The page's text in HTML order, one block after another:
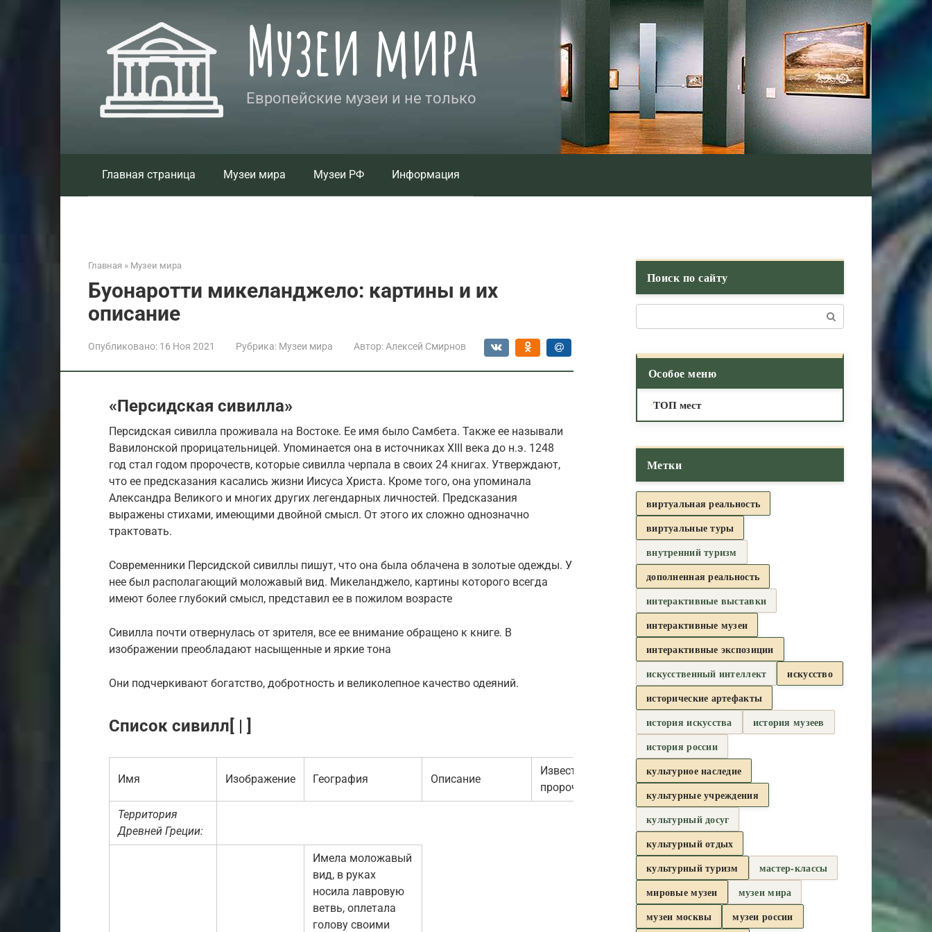
Музеи мира
Европейские музеи и не только
Главная страница Музеи мира Музеи РФ Информация
Главная » Музеи мира
Буонаротти микеланджело: картины и их
описание
Опубликовано: 16 Ноя 2021 Рубрика: Музеи мира Автор: Алексей Смирнов
«Персидская сивилла»
Персидская сивилла проживала на Востоке. Ее имя было Самбета. Также ее называли
Вавилонской прорицательницей. Упоминается она в источниках XIII века до н.э. 1248
год стал годом пророчеств, которые сивилла черпала в своих 24 книгах. Утверждают,
что ее предсказания касались жизни Иисуса Христа. Кроме того, она упоминала
Александра Великого и многих других легендарных личностей. Предсказания
выражены стихами, имеющими двойной смысл. От этого их сложно однозначно
трактовать.
Современники Персидской сивиллы пишут, что она была облачена в золотые одежды. У
нее был располагающий моложавый вид. Микеланджело, картины которого всегда
имеют более глубокий смысл, представил ее в пожилом возрасте
Сивилла почти отвернулась от зрителя, все ее внимание обращено к книге. В
изображении преобладают насыщенные и яркие тона
Они подчеркивают богатство, добротность и великолепное качество одеяний.
Список сивилл[ | ]
Имя Изображение География Описание
Известные
пророчества
Территория
Древней Греции:
Имела моложавый
вид, в руках
носила лавровую
ветвь, оплетала
голову своими
Поиск по сайту
Особое меню
ТОП мест
Метки
виртуальная реальность
виртуальные туры
внутренний туризм
дополненная реальность
интерактивные выставки
интерактивные музеи
интерактивные экспозиции
искусственный интеллект
искусство
исторические артефакты
история искусства
история музеев
история россии
культурное наследие
культурные учреждения
культурный досуг
культурный отдых
культурный туризм
мастер-классы
мировые музеи
музеи мира
музеи москвы
музеи россии